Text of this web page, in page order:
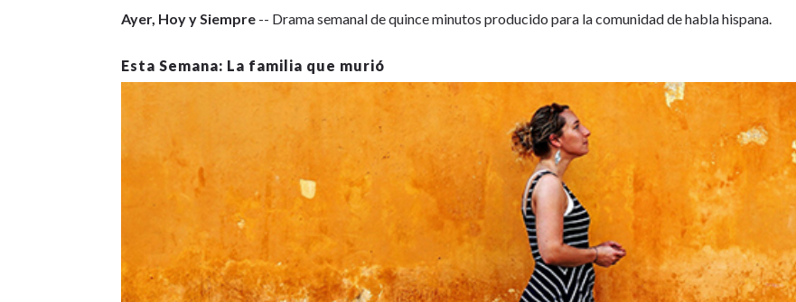
Ayer, Hoy y Siempre -- Drama semanal de quince minutos producido para la comunidad de habla hispana.
La familia que murió